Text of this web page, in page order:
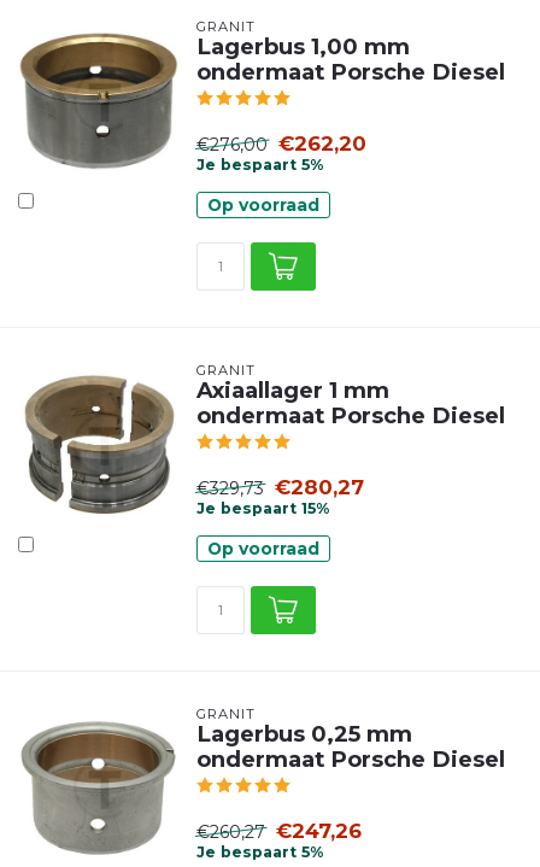
GRANIT
Lagerbus 1,00 mm
ondermaat Porsche Diesel
€276,00 €262,20
Je bespaart 5%
Op voorraad
GRANIT
Axiaallager 1 mm
ondermaat Porsche Diesel
€329,73 €280,27
Je bespaart 15%
Op voorraad
GRANIT
Lagerbus 0,25 mm
ondermaat Porsche Diesel
€260,27 €247,26
Je bespaart 5%